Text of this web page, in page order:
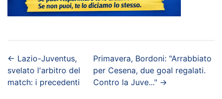
← Lazio-Juventus,
svelato l'arbitro del
match: i precedenti
Primavera, Bordoni: "Arrabbiato
per Cesena, due goal regalati.
Contro la Juve..." →